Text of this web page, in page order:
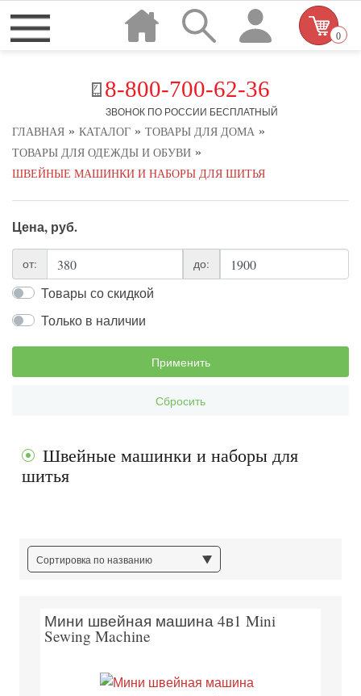
8-800-700-62-36
ЗВОНОК ПО РОССИИ БЕСПЛАТНЫЙ
0
ГЛАВНАЯ » КАТАЛОГ » ТОВАРЫ ДЛЯ ДОМА »
ТОВАРЫ ДЛЯ ОДЕЖДЫ И ОБУВИ »
ШВЕЙНЫЕ МАШИНКИ И НАБОРЫ ДЛЯ ШИТЬЯ
Цена, руб.
от: до:
Товары со скидкой
Только в наличии
Применить
Сбросить
Швейные машинки и наборы для
шитья
Сортировка по названию
Мини швейная машина 4в1 Mini
Sewing Machine